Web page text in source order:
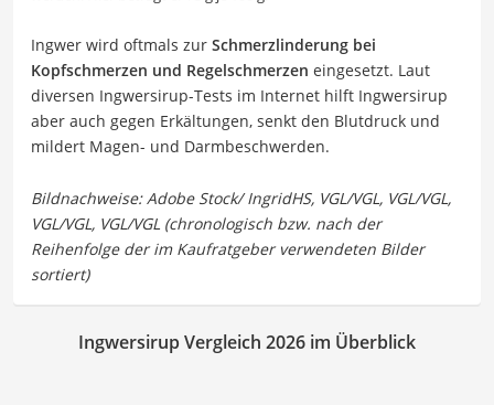
Ingwer wird oftmals zur Schmerzlinderung bei
Kopfschmerzen und Regelschmerzen eingesetzt. Laut
diversen Ingwersirup-Tests im Internet hilft Ingwersirup
aber auch gegen Erkältungen, senkt den Blutdruck und
mildert Magen- und Darmbeschwerden.
Ingwersirup Vergleich 2026 im Überblick